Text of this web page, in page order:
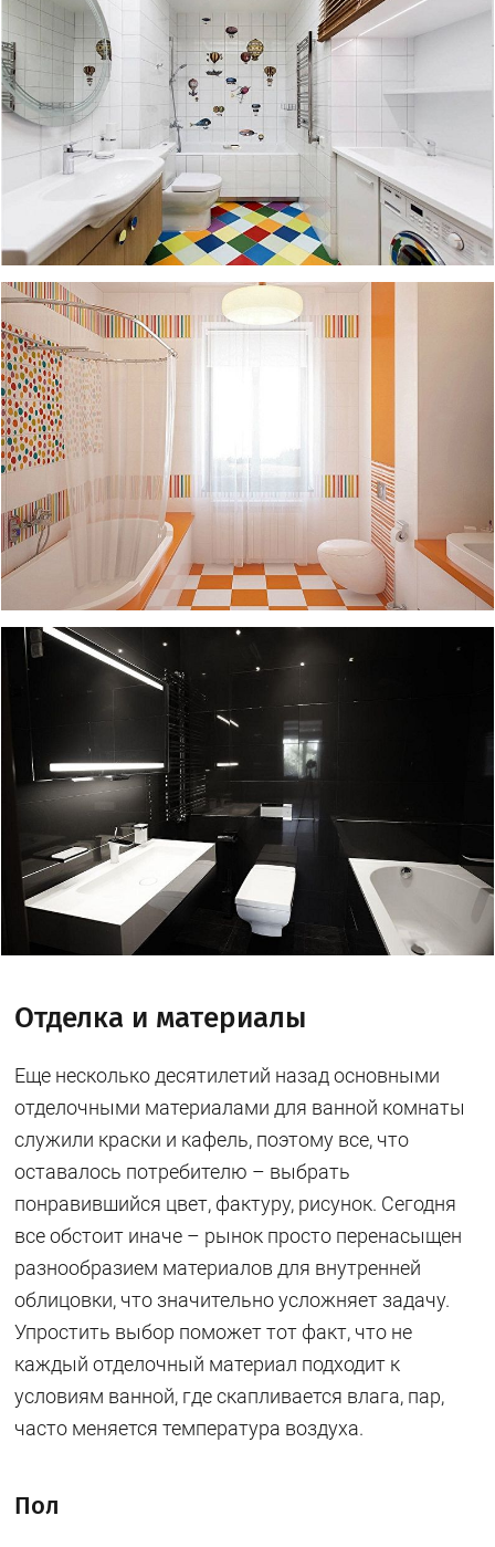
Отделка и материалы
Еще несколько десятилетий назад основными
отделочными материалами для ванной комнаты
служили краски и кафель, поэтому все, что
оставалось потребителю – выбрать
понравившийся цвет, фактуру, рисунок. Сегодня
все обстоит иначе – рынок просто перенасыщен
разнообразием материалов для внутренней
облицовки, что значительно усложняет задачу.
Упростить выбор поможет тот факт, что не
каждый отделочный материал подходит к
условиям ванной, где скапливается влага, пар,
часто меняется температура воздуха.
Пол